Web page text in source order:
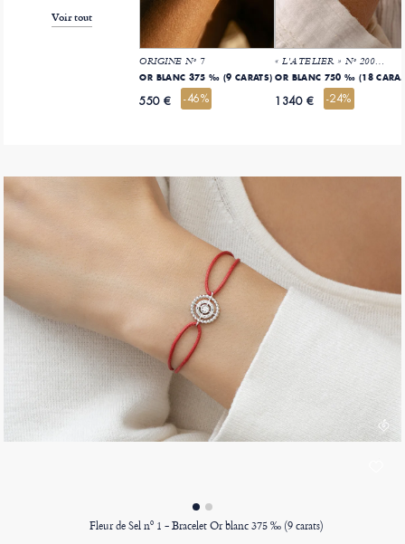
Voir tout
ORIGINE Nº 7
OR BLANC 375 ‰ (9 CARATS)
550 € -46%
« L'ATELIER » Nº 200003
OR BLANC
1340 € -24%
Fleur de Sel nº 1 - Bracelet Or blanc 375 ‰ (9 carats)